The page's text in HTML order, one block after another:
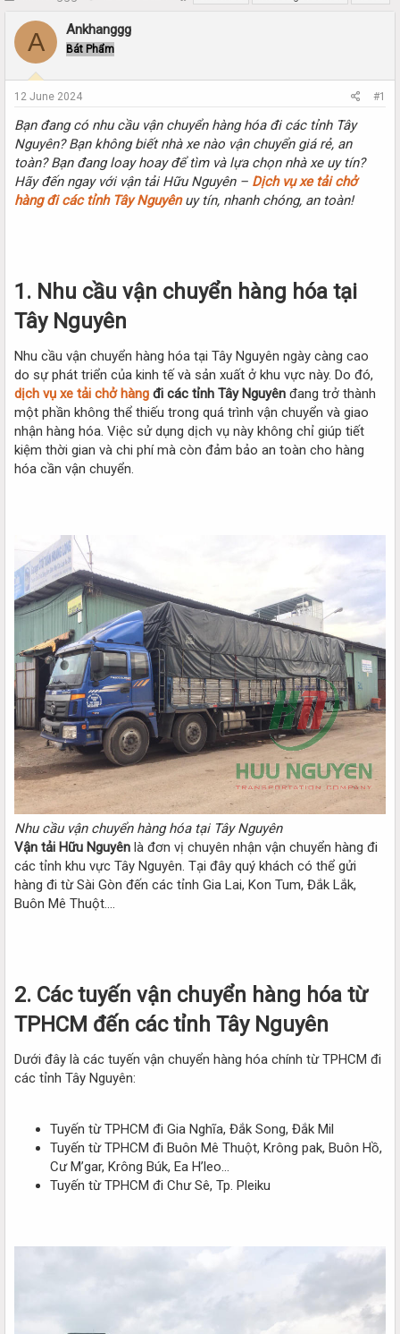
r
a
s
a
r
t
e
r
a
r
t
e
A Ankhanggg
Bát Phẩm
12 June 2024 #1
Bạn đang có nhu cầu vận chuyển hàng hóa đi các tỉnh Tây
Nguyên? Bạn không biết nhà xe nào vận chuyển giá rẻ, an
toàn? Bạn đang loay hoay để tìm và lựa chọn nhà xe uy tín?
Hãy đến ngay với vận tải Hữu Nguyên – Dịch vụ xe tải chở
hàng đi các tỉnh Tây Nguyênuy tín, nhanh chóng, an toàn!
1. Nhu cầu vận chuyển hàng hóa tại
Tây Nguyên
Nhu cầu vận chuyển hàng hóa tại Tây Nguyên ngày càng cao
do sự phát triển của kinh tế và sản xuất ở khu vực này. Do đó,
dịch vụ xe tải chở hàng đi các tỉnh Tây Nguyên đang trở thành
một phần không thể thiếu trong quá trình vận chuyển và giao
nhận hàng hóa. Việc sử dụng dịch vụ này không chỉ giúp tiết
kiệm thời gian và chi phí mà còn đảm bảo an toàn cho hàng
hóa cần vận chuyển.
Nhu cầu vận chuyển hàng hóa tại Tây Nguyên
Vận tải Hữu Nguyên là đơn vị chuyên nhận vận chuyển hàng đi
các tỉnh khu vực Tây Nguyên. Tại đây quý khách có thể gửi
hàng đi từ Sài Gòn đến các tỉnh Gia Lai, Kon Tum, Đắk Lắk,
Buôn Mê Thuột….
2. Các tuyến vận chuyển hàng hóa từ
TPHCM đến các tỉnh Tây Nguyên
Dưới đây là các tuyến vận chuyển hàng hóa chính từ TPHCM đi
các tỉnh Tây Nguyên:
Tuyến từ TPHCM đi Gia Nghĩa, Đắk Song, Đắk Mil
Tuyến từ TPHCM đi Buôn Mê Thuột, Krông pak, Buôn Hồ,
Cư M’gar, Krông Búk, Ea H’leo…
Tuyến từ TPHCM đi Chư Sê, Tp. Pleiku